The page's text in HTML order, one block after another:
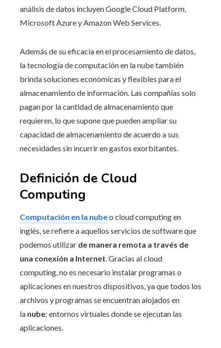
análisis de datos incluyen Google Cloud Platform,
Microsoft Azure y Amazon Web Services.
Además de su eficacia en el procesamiento de datos,
la tecnología de computación en la nube también
brinda soluciones económicas y flexibles para el
almacenamiento de información. Las compañías solo
pagan por la cantidad de almacenamiento que
requieren, lo que supone que pueden ampliar su
capacidad de almacenamiento de acuerdo a sus
necesidades sin incurrir en gastos exorbitantes.
Definición de Cloud
Computing
Computación en la nubeo cloud computing en
inglés, se refiere a aquellos servicios de software que
podemos utilizar de manera remota a través de
una conexión a Internet. Gracias al cloud
computing, no es necesario instalar programas o
aplicaciones en nuestros dispositivos, ya que todos los
archivos y programas se encuentran alojados en
la nube; entornos virtuales donde se ejecutan las
aplicaciones.